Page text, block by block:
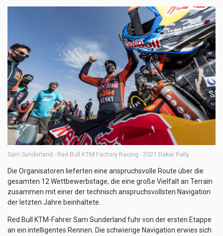
Sam Sunderland - Red Bull KTM Factory Racing - 2021 Dakar Rally
Die Organisatoren lieferten eine anspruchsvolle Route über die
gesamten 12 Wettbewerbstage, die eine große Vielfalt an Terrain
zusammen mit einer der technisch anspruchsvollsten Navigation
der letzten Jahre beinhaltete.
Red Bull KTM-Fahrer Sam Sunderland fuhr von der ersten Etappe
an ein intelligentes Rennen. Die schwierige Navigation erwies sich